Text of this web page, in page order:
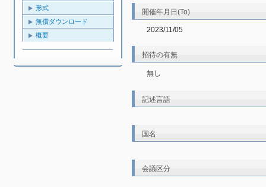
形式
無償ダウンロード
概要
開催年月日(To)
2023/11/05
招待の有無
無し
記述言語
国名
会議区分